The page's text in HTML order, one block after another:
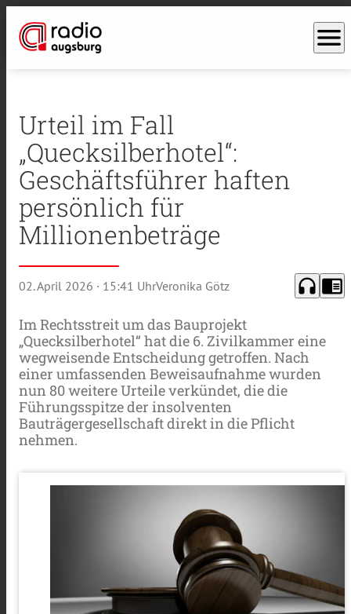
menu
Urteil im Fall
„Quecksilberhotel“:
Geschäftsführer haften
persönlich für
Millionenbeträge
02. April 2026 · 15:41 UhrVeronika Götz headphones chrome_reader_mode
Im Rechtsstreit um das Bauprojekt
„Quecksilberhotel“ hat die 6. Zivilkammer eine
wegweisende Entscheidung getroffen. Nach
einer umfassenden Beweisaufnahme wurden
nun 80 weitere Urteile verkündet, die die
Führungsspitze der insolventen
Bauträgergesellschaft direkt in die Pflicht
nehmen.